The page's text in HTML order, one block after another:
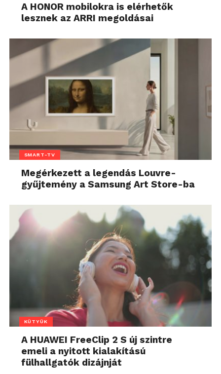
A HONOR mobilokra is elérhetők
lesznek az ARRI megoldásai
SMART-TV
Megérkezett a legendás Louvre-
gyűjtemény a Samsung Art Store-ba
KÜTYÜK
A HUAWEI FreeClip 2 S új szintre
emeli a nyitott kialakítású
fülhallgatók dizájnját